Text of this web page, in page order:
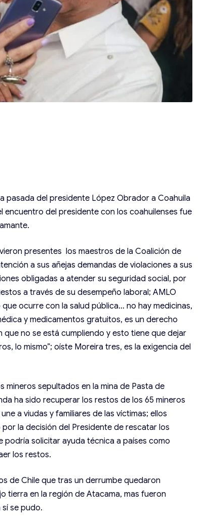
pasada del presidente López Obrador a Coahuila
del presidente con los coahuilenses fue
presentes los maestros de la Coalición de
a sus añejas demandas de violaciones a sus
obligadas a atender su seguridad social, por
a través de su desempeño laboral; AMLO
ocurre con la salud pública… no hay medicinas,
y medicamentos gratuitos, es un derecho
no se está cumpliendo y esto tiene que dejar
lo mismo”; oíste Moreira tres, es la exigencia del
mineros sepultados en la mina de Pasta de
ha sido recuperar los restos de los 65 mineros
a viudas y familiares de las víctimas; ellos
la decisión del Presidente de rescatar los
solicitar ayuda técnica a países como
los restos.
de Chile que tras un derrumbe quedaron
tierra en la región de Atacama, mas fueron
se pudo.